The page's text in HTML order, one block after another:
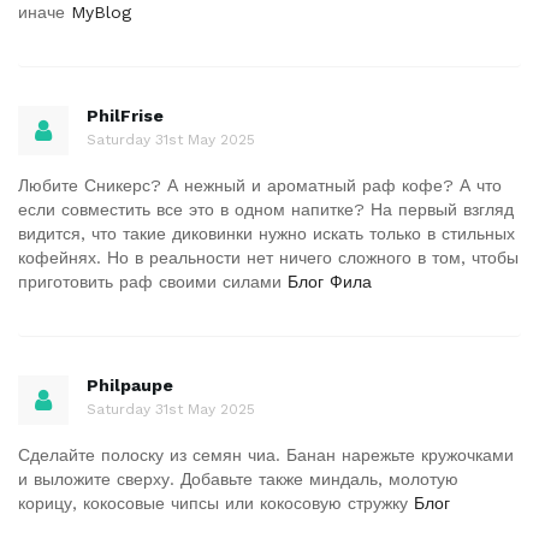
иначе MyBlog
PhilFrise
Saturday 31st May 2025
Любите Сникерс? А нежный и ароматный раф кофе? А что
если совместить все это в одном напитке? На первый взгляд
видится, что такие диковинки нужно искать только в стильных
кофейнях. Но в реальности нет ничего сложного в том, чтобы
приготовить раф своими силами Блог Фила
Philpaupe
Saturday 31st May 2025
Сделайте полоску из семян чиа. Банан нарежьте кружочками
и выложите сверху. Добавьте также миндаль, молотую
корицу, кокосовые чипсы или кокосовую стружку Блог